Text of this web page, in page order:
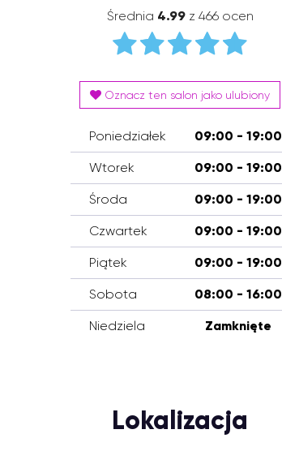
Średnia 4.99z 466 ocen
Oznacz ten salon jako ulubiony
Poniedziałek 09:00 - 19:00
Wtorek 09:00 - 19:00
Środa 09:00 - 19:00
Czwartek 09:00 - 19:00
Piątek 09:00 - 19:00
Sobota 08:00 - 16:00
Niedziela Zamknięte
Lokalizacja